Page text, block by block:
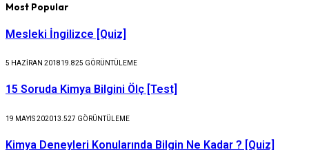
Most Popular
Mesleki İngilizce [Quiz]
5 HAZIRAN 201819.825 GÖRÜNTÜLEME
15 Soruda Kimya Bilgini Ölç [Test]
19 MAYIS 202013.527 GÖRÜNTÜLEME
Kimya Deneyleri Konularında Bilgin Ne Kadar ? [Quiz]